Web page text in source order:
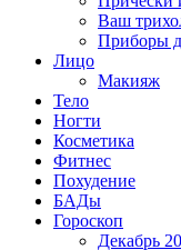
Ваш
Приборы
Лицо
Макияж
Тело
Ногти
Косметика
Фитнес
Похудение
БАДы
Гороскоп
Декабрь